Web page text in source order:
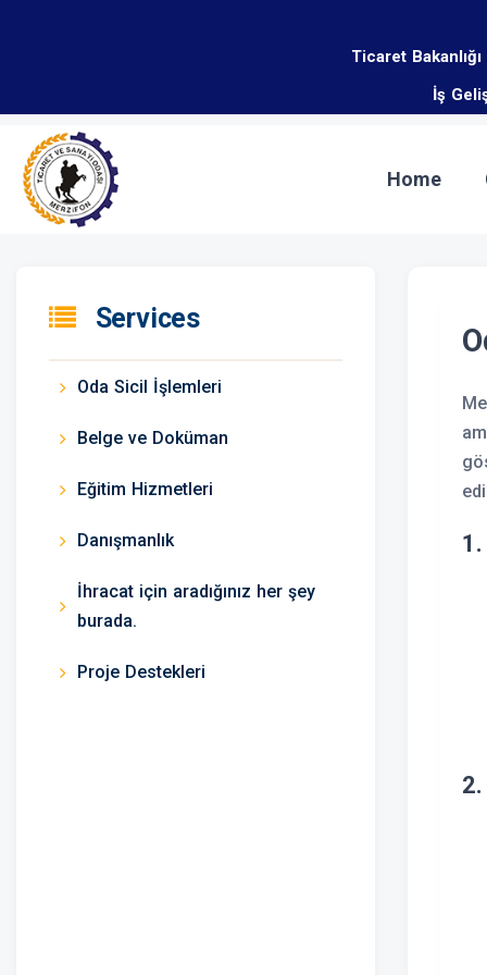
Ticaret
İş
Home
Services
Oda Sicil İşlemleri
Belge ve Doküman
Eğitim Hizmetleri
Danışmanlık
İhracat için aradığınız her şey
burada.
Proje Destekleri